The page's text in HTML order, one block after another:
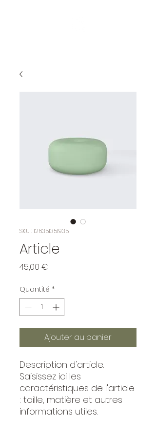
SKU : 126351351935
Article
45,00 €
Quantité *
Ajouter au panier
Description d'article.
Saisissez ici les
caractéristiques de l'article
: taille, matière et autres
informations utiles.